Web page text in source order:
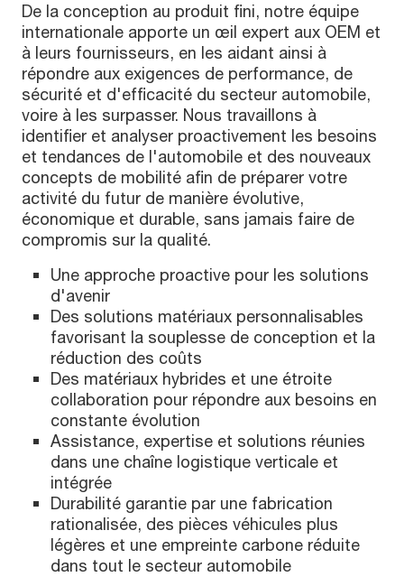
De la conception au produit fini, notre équipe
internationale apporte un œil expert aux OEM et
à leurs fournisseurs, en les aidant ainsi à
répondre aux exigences de performance, de
sécurité et d'efficacité du secteur automobile,
voire à les surpasser. Nous travaillons à
identifier et analyser proactivement les besoins
et tendances de l'automobile et des nouveaux
concepts de mobilité afin de préparer votre
activité du futur de manière évolutive,
économique et durable, sans jamais faire de
compromis sur la qualité.
Une approche proactive pour les solutions
d'avenir
Des solutions matériaux personnalisables
favorisant la souplesse de conception et la
réduction des coûts
Des matériaux hybrides et une étroite
collaboration pour répondre aux besoins en
constante évolution
Assistance, expertise et solutions réunies
dans une chaîne logistique verticale et
intégrée
Durabilité garantie par une fabrication
rationalisée, des pièces véhicules plus
légères et une empreinte carbone réduite
dans tout le secteur automobile